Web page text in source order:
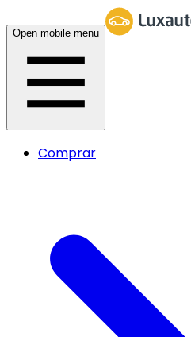
Open mobile menu
Comprar